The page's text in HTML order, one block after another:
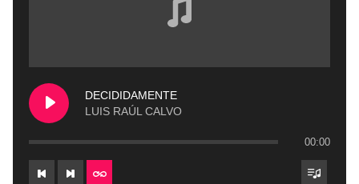
DECIDIDAMENTE
LUIS RAÚL CALVO
00:00